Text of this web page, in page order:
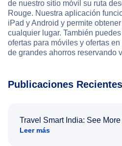
de nuestro sitio móvil su ruta
Rouge. Nuestra aplicación
iPad y Android y permite
cualquier lugar. También
ofertas para móviles y ofertas
de grandes ahorros reservando
Publicaciones Recientes
Travel Smart India: See
Leer más